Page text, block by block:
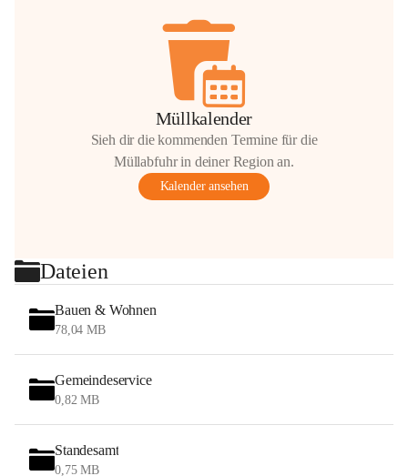
Müllkalender
Sieh dir die kommenden Termine für die
Müllabfuhr in deiner Region an.
Kalender ansehen
Dateien
Bauen & Wohnen
78,04 MB
Gemeindeservice
0,82 MB
Standesamt
0,75 MB